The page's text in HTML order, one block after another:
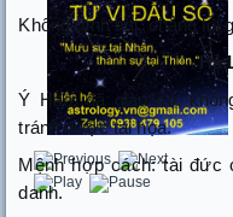
Không dính hại, chẳng lỗi
Hà
Ý Hào: đã giàu có,
tránh được tai họa.
Mệnh hợp cách: tài đức
danh.